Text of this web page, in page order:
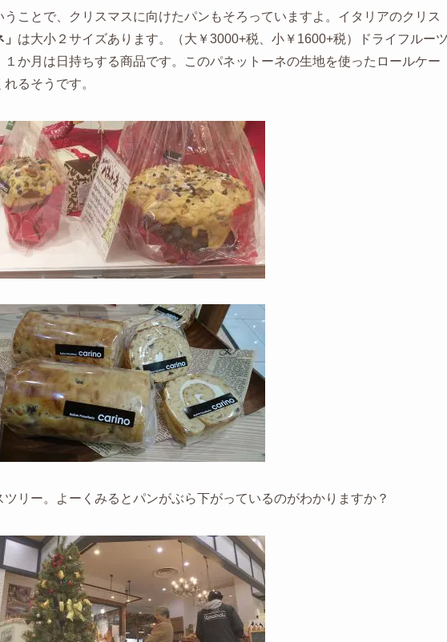
ことで、クリスマスに向けたパンもそろっていますよ。イタリアのクリス
は大小２サイズあります。（大￥3000+税、小￥1600+税）ドライフルー
か月は日持ちする商品です。このパネットーネの生地を使ったロールケー
るそうです。
リー。よーくみるとパンがぶら下がっているのがわかりますか？